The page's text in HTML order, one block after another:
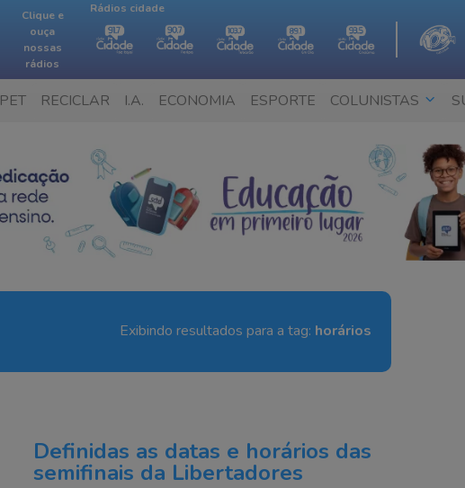
Clique e
ouça
nossas
rádios
Rádios cidade
PET RECICLAR I.A. ECONOMIA ESPORTE COLUNISTAS
Exibindo resultados para a tag: horários
Definidas as datas e horários das
semifinais da Libertadores